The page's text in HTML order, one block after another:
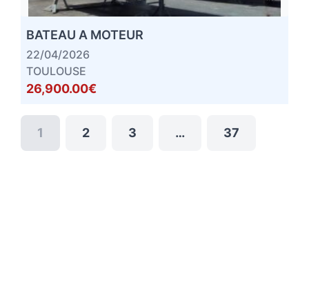
BATEAU A MOTEUR
22/04/2026
TOULOUSE
26,900.00€
1 2 3 … 37